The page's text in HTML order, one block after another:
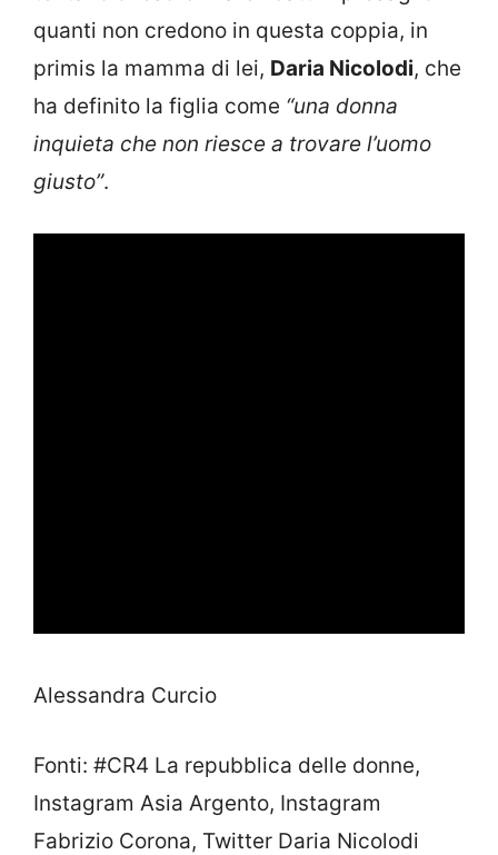
quanti non credono in questa coppia, in
primis la mamma di lei, Daria Nicolodi, che
ha definito la figlia come “una donna
inquieta che non riesce a trovare l’uomo
giusto”.
Alessandra Curcio
Fonti: #CR4 La repubblica delle donne,
Instagram Asia Argento, Instagram
Fabrizio Corona, Twitter Daria Nicolodi